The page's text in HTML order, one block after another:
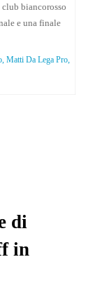
biancorosso
e una finale
Matti Da Lega Pro,
di
in